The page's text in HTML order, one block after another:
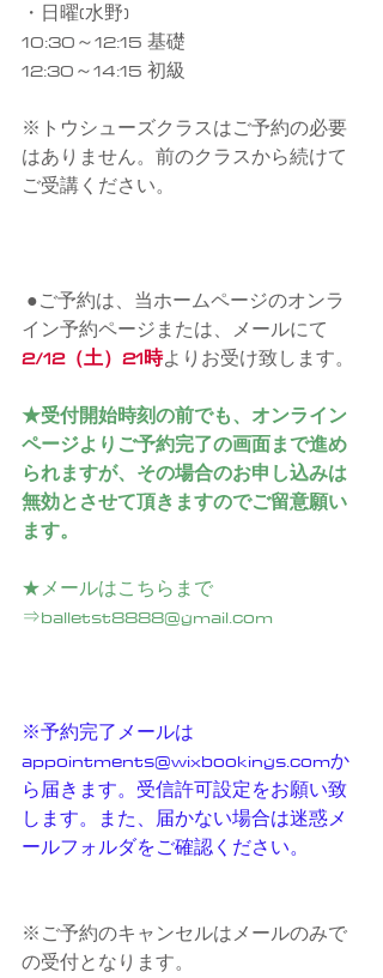
・日曜(水野)
10:30～12:15 基礎
12:30～14:15 初級
※トウシューズクラスはご予約の必要
はありません。前のクラスから続けて
ご受講ください。
●ご予約は、当ホームページのオンラ
イン予約ページまたは、メールにて
2/12（土）21時よりお受け致します。
★受付開始時刻の前でも、オンライン
ページよりご予約完了の画面まで進め
られますが、その場合のお申し込みは
無効とさせて頂きますのでご留意願い
ます。
★メールはこちらまで
⇒balletst8888@gmail.com
※予約完了メールは
appointments@wixbookings.comか
ら届きます。受信許可設定をお願い致
します。また、届かない場合は迷惑メ
ールフォルダをご確認ください。
※ご予約のキャンセルはメールのみで
の受付となります。